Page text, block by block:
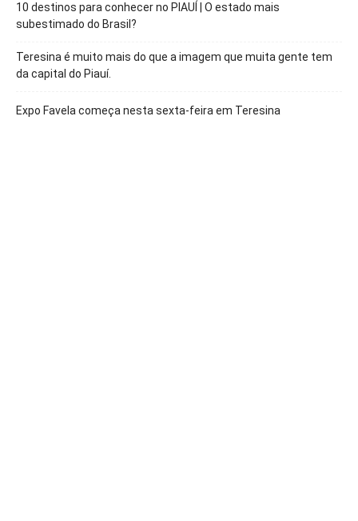
10 destinos para conhecer no PIAUÍ | O estado mais
subestimado do Brasil?
Teresina é muito mais do que a imagem que muita gente tem
da capital do Piauí.
Expo Favela começa nesta sexta-feira em Teresina